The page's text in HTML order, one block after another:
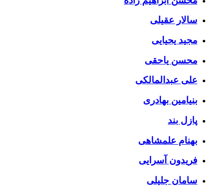
سالار عقیلی
مجید یحیایی
محسن یاحقی
علی عبدالمالکی
بنیامین بهادری
پازل بند
بهنام علمشاهی
فریدون آسرایی
سامان جلیلی